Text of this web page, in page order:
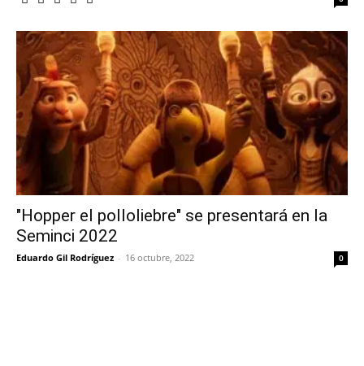
"Hopper el polloliebre" se presentará en la
Seminci 2022
Eduardo Gil Rodríguez - 16 octubre, 2022 0